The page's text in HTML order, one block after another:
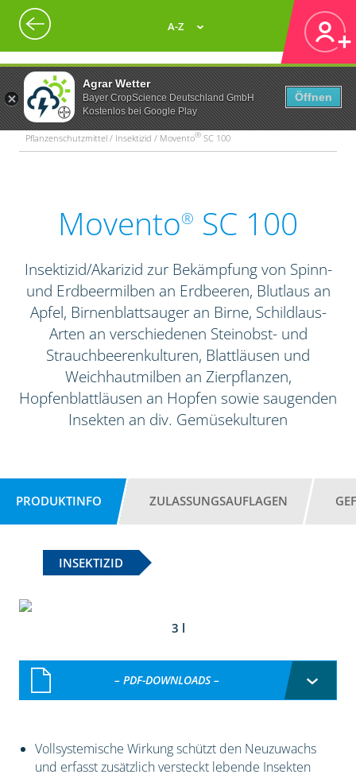
Agrar Wetter
Bayer CropScience Deutschland GmbH
Kostenlos bei Google Play
Öffnen
A-Z
Pflanzenschutzmittel / Insektizid / Movento® SC 100
Movento® SC 100
Insektizid/Akarizid zur Bekämpfung von Spinn-
und Erdbeermilben an Erdbeeren, Blutlaus an
Apfel, Birnenblattsauger an Birne, Schildlaus-
Arten an verschiedenen Steinobst- und
Strauchbeerenkulturen, Blattläusen und
Weichhautmilben an Zierpflanzen,
Hopfenblattläusen an Hopfen sowie saugenden
Insekten an div. Gemüsekulturen
PRODUKTINFO ZULASSUNGSAUFLAGEN
INSEKTIZID
3 l
– PDF-DOWNLOADS –
Vollsystemische Wirkung schützt den Neuzuwachs
und erfasst zusätzlich versteckt lebende Insekten